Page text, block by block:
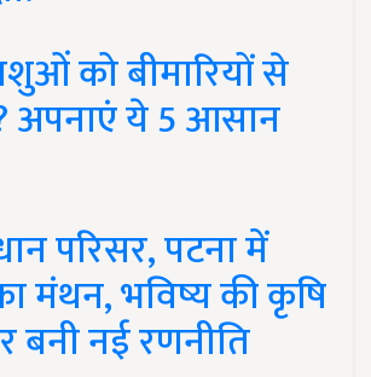
को बीमारियों से
अपनाएं ये 5 आसान
परिसर, पटना में
मंथन, भविष्य की कृषि
बनी नई रणनीति